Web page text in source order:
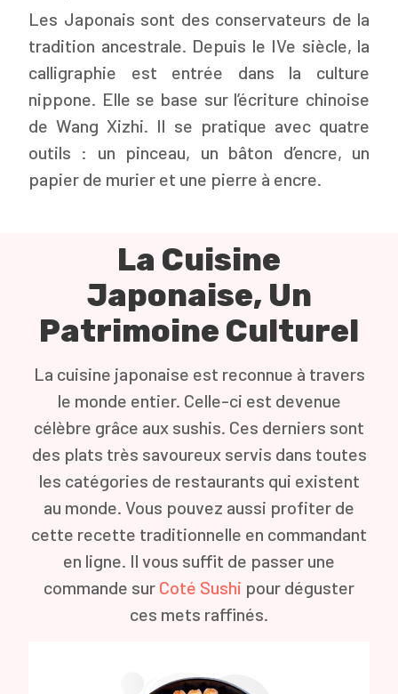
Les Japonais sont des conservateurs de la
tradition ancestrale. Depuis le IVe siècle, la
calligraphie est entrée dans la culture
nippone. Elle se base sur l’écriture chinoise
de Wang Xizhi. Il se pratique avec quatre
outils : un pinceau, un bâton d’encre, un
papier de murier et une pierre à encre.
La Cuisine
Japonaise, Un
Patrimoine Culturel
La cuisine japonaise est reconnue à travers
le monde entier. Celle-ci est devenue
célèbre grâce aux sushis. Ces derniers sont
des plats très savoureux servis dans toutes
les catégories de restaurants qui existent
au monde. Vous pouvez aussi profiter de
cette recette traditionnelle en commandant
en ligne. Il vous suffit de passer une
commande sur Coté Sushi pour déguster
ces mets raffinés.